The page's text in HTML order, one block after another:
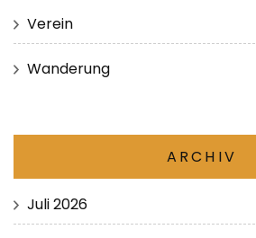
Verein
Wanderung
ARCHIV
Juli 2026